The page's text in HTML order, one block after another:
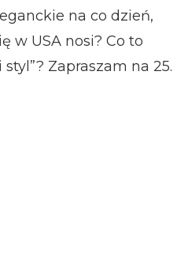
na co dzień,
w USA nosi? Co to
Zapraszam na 25.